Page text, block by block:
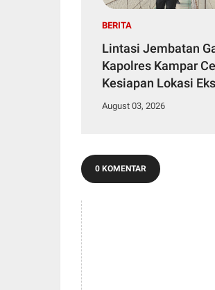
BERITA
Lintasi Jembatan
Kapolres Kampar
Kesiapan Lokasi
Merah Putih Presisi
August 03, 2026
0 KOMENTAR